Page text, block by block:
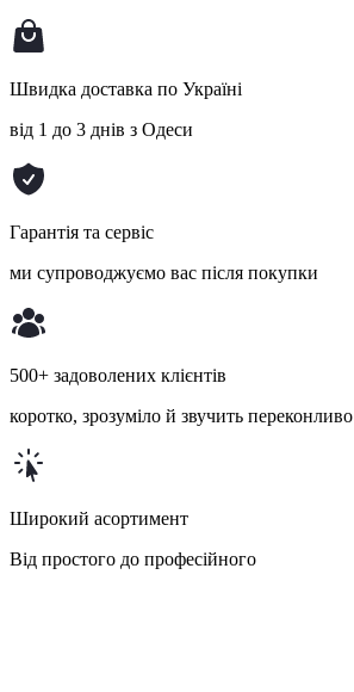
Швидка доставка по Україні
від 1 до 3 днів з Одеси
Гарантія та сервіс
ми супроводжуємо вас після покупки
500+ задоволених клієнтів
коротко, зрозуміло й звучить переконливо
Широкий асортимент
Від простого до професійного